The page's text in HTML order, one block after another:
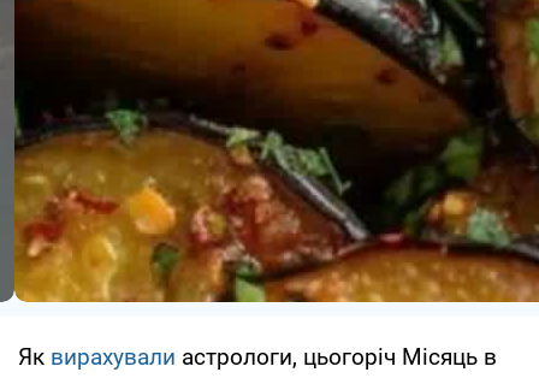
Як вирахували астрологи, цьогоріч Місяць в